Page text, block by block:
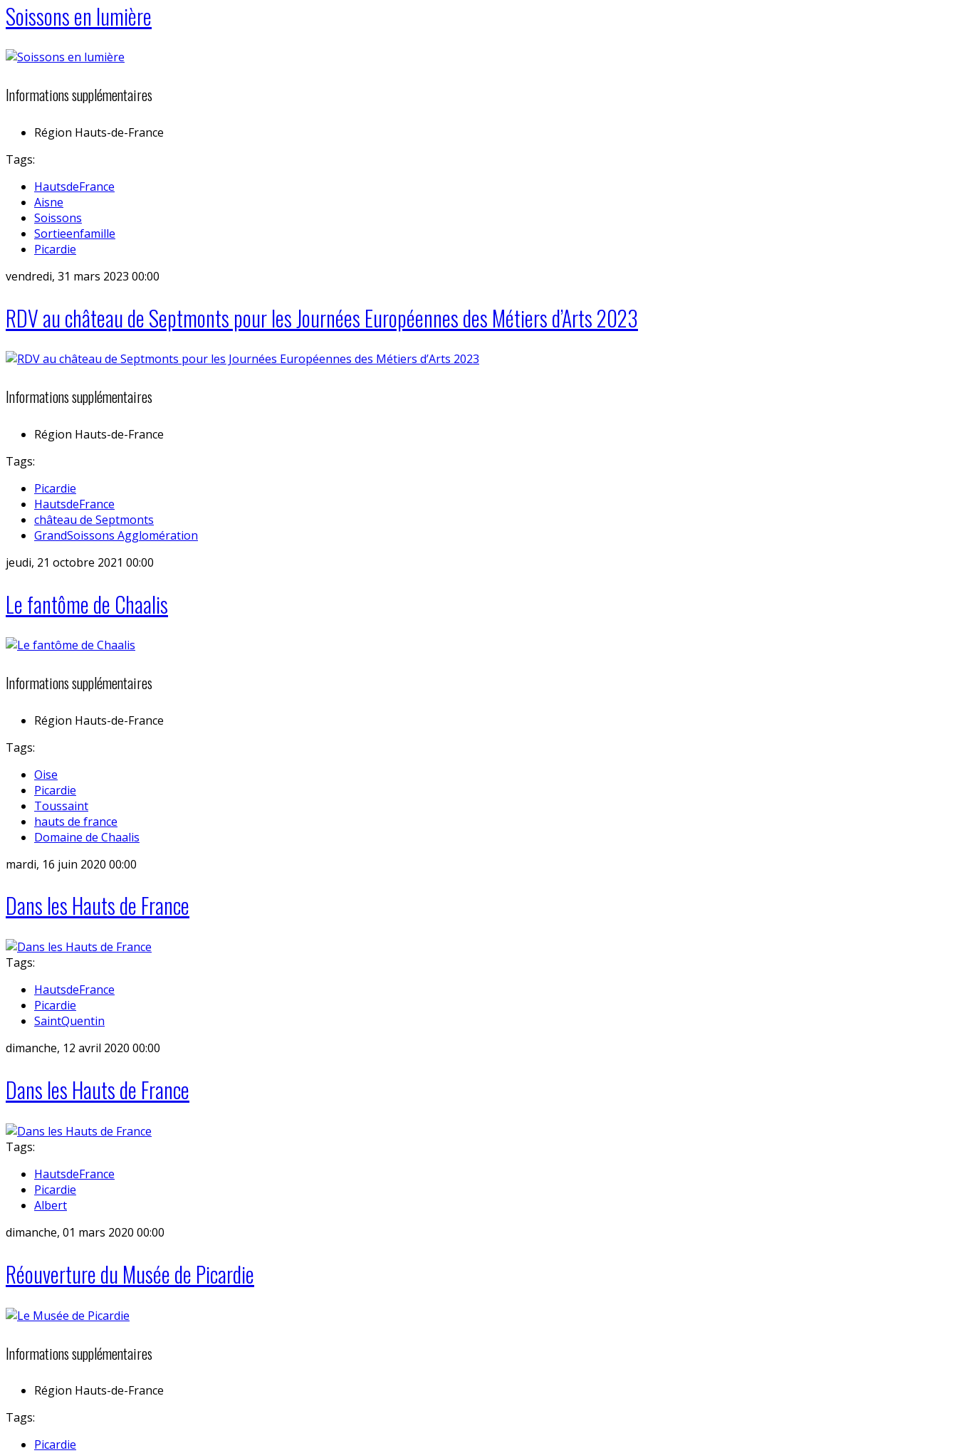
Soissons en lumière
Informations supplémentaires
Région Hauts-de-France
Tags:
HautsdeFrance
Aisne
Soissons
Sortieenfamille
Picardie
vendredi, 31 mars 2023 00:00
RDV au château de Septmonts pour les Journées Européennes des Métiers d’Arts 2023
Informations supplémentaires
Région Hauts-de-France
Tags:
Picardie
HautsdeFrance
château de Septmonts
GrandSoissons Agglomération
jeudi, 21 octobre 2021 00:00
Le fantôme de Chaalis
Informations supplémentaires
Région Hauts-de-France
Tags:
Oise
Picardie
Toussaint
hauts de france
Domaine de Chaalis
mardi, 16 juin 2020 00:00
Dans les Hauts de France
Tags:
HautsdeFrance
Picardie
SaintQuentin
dimanche, 12 avril 2020 00:00
Dans les Hauts de France
Tags:
HautsdeFrance
Picardie
Albert
dimanche, 01 mars 2020 00:00
Réouverture du Musée de Picardie
Informations supplémentaires
Région Hauts-de-France
Tags:
Picardie